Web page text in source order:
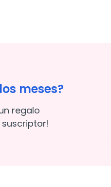
meses?
regalo